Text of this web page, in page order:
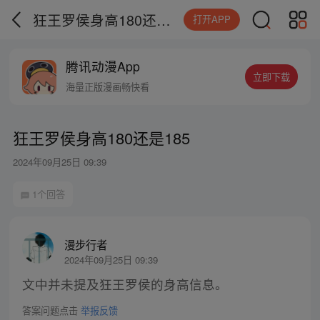
狂王罗侯身高180还是185 打开APP
腾讯动漫App
海量正版漫画畅快看
立即下载
狂王罗侯身高180还是185
2024年09月25日 09:39
1个回答
漫步行者
2024年09月25日 09:39
文中并未提及狂王罗侯的身高信息。
答案问题点击 举报反馈